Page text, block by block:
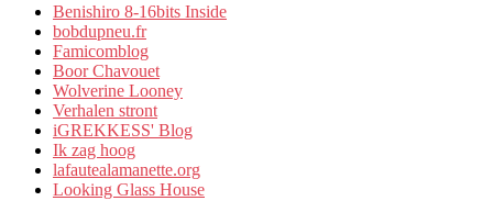
Benishiro 8-16bits Inside
bobdupneu.fr
Famicomblog
Boor Chavouet
Wolverine Looney
Verhalen stront
iGREKKESS' Blog
Ik zag hoog
lafautealamanette.org
Looking Glass House